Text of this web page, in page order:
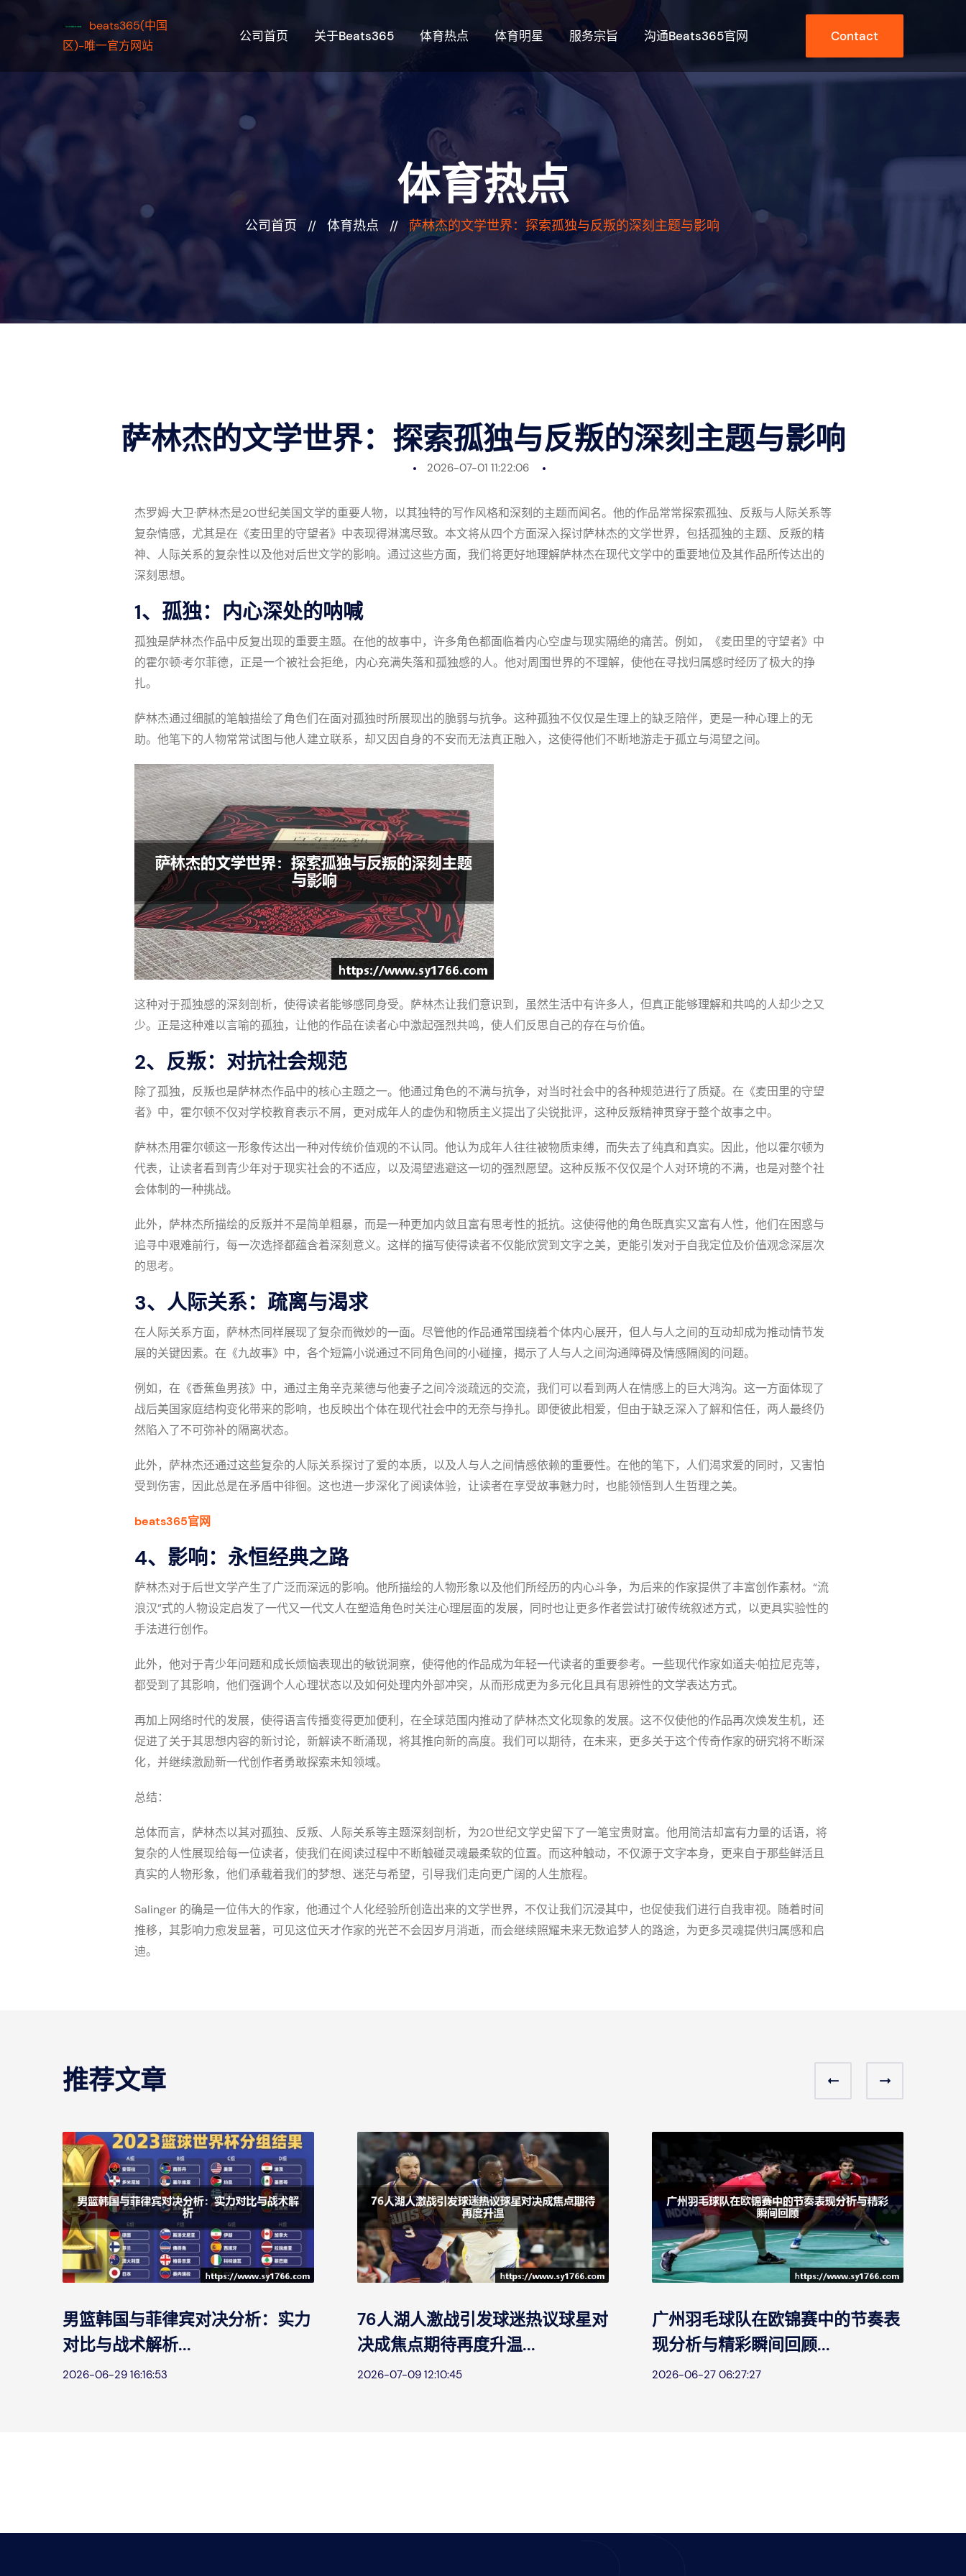
beats365(中国
区)-唯一官方网站
公司首页 关于beats365 体育热点 体育明星 服务宗旨 沟通beats365官网 Contact
体育热点
公司首页 // 体育热点 // 萨林杰的文学世界：探索孤独与反叛的深刻主题与影响
萨林杰的文学世界：探索孤独与反叛的深刻主题与影响
2026-07-01 11:22:06
杰罗姆·大卫·萨林杰是20世纪美国文学的重要人物，以其独特的写作风格和深刻的主题而闻名。他的作品常常探索孤独、反叛与人际关系等
复杂情感，尤其是在《麦田里的守望者》中表现得淋漓尽致。本文将从四个方面深入探讨萨林杰的文学世界，包括孤独的主题、反叛的精
神、人际关系的复杂性以及他对后世文学的影响。通过这些方面，我们将更好地理解萨林杰在现代文学中的重要地位及其作品所传达出的
深刻思想。
1、孤独：内心深处的呐喊
孤独是萨林杰作品中反复出现的重要主题。在他的故事中，许多角色都面临着内心空虚与现实隔绝的痛苦。例如，《麦田里的守望者》中
的霍尔顿·考尔菲德，正是一个被社会拒绝，内心充满失落和孤独感的人。他对周围世界的不理解，使他在寻找归属感时经历了极大的挣
扎。
萨林杰通过细腻的笔触描绘了角色们在面对孤独时所展现出的脆弱与抗争。这种孤独不仅仅是生理上的缺乏陪伴，更是一种心理上的无
助。他笔下的人物常常试图与他人建立联系，却又因自身的不安而无法真正融入，这使得他们不断地游走于孤立与渴望之间。
这种对于孤独感的深刻剖析，使得读者能够感同身受。萨林杰让我们意识到，虽然生活中有许多人，但真正能够理解和共鸣的人却少之又
少。正是这种难以言喻的孤独，让他的作品在读者心中激起强烈共鸣，使人们反思自己的存在与价值。
2、反叛：对抗社会规范
除了孤独，反叛也是萨林杰作品中的核心主题之一。他通过角色的不满与抗争，对当时社会中的各种规范进行了质疑。在《麦田里的守望
者》中，霍尔顿不仅对学校教育表示不屑，更对成年人的虚伪和物质主义提出了尖锐批评，这种反叛精神贯穿于整个故事之中。
萨林杰用霍尔顿这一形象传达出一种对传统价值观的不认同。他认为成年人往往被物质束缚，而失去了纯真和真实。因此，他以霍尔顿为
代表，让读者看到青少年对于现实社会的不适应，以及渴望逃避这一切的强烈愿望。这种反叛不仅仅是个人对环境的不满，也是对整个社
会体制的一种挑战。
此外，萨林杰所描绘的反叛并不是简单粗暴，而是一种更加内敛且富有思考性的抵抗。这使得他的角色既真实又富有人性，他们在困惑与
追寻中艰难前行，每一次选择都蕴含着深刻意义。这样的描写使得读者不仅能欣赏到文字之美，更能引发对于自我定位及价值观念深层次
的思考。
3、人际关系：疏离与渴求
在人际关系方面，萨林杰同样展现了复杂而微妙的一面。尽管他的作品通常围绕着个体内心展开，但人与人之间的互动却成为推动情节发
展的关键因素。在《九故事》中，各个短篇小说通过不同角色间的小碰撞，揭示了人与人之间沟通障碍及情感隔阂的问题。
例如，在《香蕉鱼男孩》中，通过主角辛克莱德与他妻子之间冷淡疏远的交流，我们可以看到两人在情感上的巨大鸿沟。这一方面体现了
战后美国家庭结构变化带来的影响，也反映出个体在现代社会中的无奈与挣扎。即便彼此相爱，但由于缺乏深入了解和信任，两人最终仍
然陷入了不可弥补的隔离状态。
此外，萨林杰还通过这些复杂的人际关系探讨了爱的本质，以及人与人之间情感依赖的重要性。在他的笔下，人们渴求爱的同时，又害怕
受到伤害，因此总是在矛盾中徘徊。这也进一步深化了阅读体验，让读者在享受故事魅力时，也能领悟到人生哲理之美。
beats365官网
4、影响：永恒经典之路
萨林杰对于后世文学产生了广泛而深远的影响。他所描绘的人物形象以及他们所经历的内心斗争，为后来的作家提供了丰富创作素材。“流
浪汉”式的人物设定启发了一代又一代文人在塑造角色时关注心理层面的发展，同时也让更多作者尝试打破传统叙述方式，以更具实验性的
手法进行创作。
此外，他对于青少年问题和成长烦恼表现出的敏锐洞察，使得他的作品成为年轻一代读者的重要参考。一些现代作家如道夫·帕拉尼克等，
都受到了其影响，他们强调个人心理状态以及如何处理内外部冲突，从而形成更为多元化且具有思辨性的文学表达方式。
再加上网络时代的发展，使得语言传播变得更加便利，在全球范围内推动了萨林杰文化现象的发展。这不仅使他的作品再次焕发生机，还
促进了关于其思想内容的新讨论，新解读不断涌现，将其推向新的高度。我们可以期待，在未来，更多关于这个传奇作家的研究将不断深
化，并继续激励新一代创作者勇敢探索未知领域。
总结：
总体而言，萨林杰以其对孤独、反叛、人际关系等主题深刻剖析，为20世纪文学史留下了一笔宝贵财富。他用简洁却富有力量的话语，将
复杂的人性展现给每一位读者，使我们在阅读过程中不断触碰灵魂最柔软的位置。而这种触动，不仅源于文字本身，更来自于那些鲜活且
真实的人物形象，他们承载着我们的梦想、迷茫与希望，引导我们走向更广阔的人生旅程。
Salinger 的确是一位伟大的作家，他通过个人化经验所创造出来的文学世界，不仅让我们沉浸其中，也促使我们进行自我审视。随着时间
推移，其影响力愈发显著，可见这位天才作家的光芒不会因岁月消逝，而会继续照耀未来无数追梦人的路途，为更多灵魂提供归属感和启
迪。
推荐文章
男篮韩国与菲律宾对决分析：实力
对比与战术解析...
2026-06-29 16:16:53
76人湖人激战引发球迷热议球星对
决成焦点期待再度升温...
2026-07-09 12:10:45
广州羽毛球队在欧锦赛中的节奏表
现分析与精彩瞬间回顾...
2026-06-27 06:27:27